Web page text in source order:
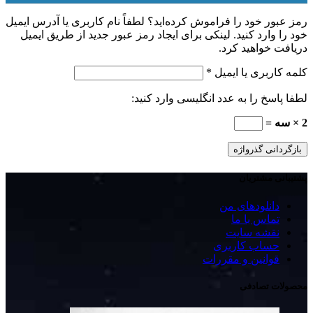
رمز عبور خود را فراموش کرده‌اید؟ لطفاً نام کاربری یا آدرس ایمیل
خود را وارد کنید. لینکی برای ایجاد رمز عبور جدید از طریق ایمیل
دریافت خواهید کرد.
کلمه کاربری یا ایمیل *
لطفا پاسخ را به عدد انگلیسی وارد کنید:
2 × سه =
بازگردانی گذرواژه
دانلودهای من
تماس با ما
نقشه سایت
حساب کاربری
قوانین و مقررات
محصولات تصادفی